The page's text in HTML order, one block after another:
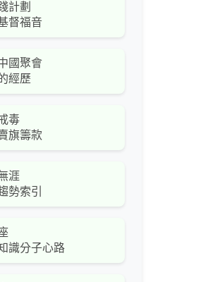
計劃
督福音
國聚會
經歷
毒
旗籌款
涯
勢索引
識分子心路